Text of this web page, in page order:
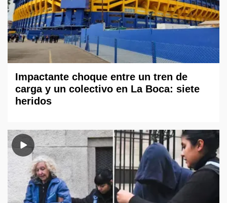
Impactante choque entre un tren de
carga y un colectivo en La Boca: siete
heridos